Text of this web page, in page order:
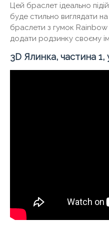
Цей браслет ідеально
буде стильно виглядати на
браслети з гумок
додати родзинку своєму
3D Ялинка, частина 1,